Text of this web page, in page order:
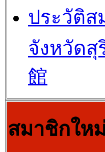
ประวัติส
จังหวัดสุ
館
สมาชิกให